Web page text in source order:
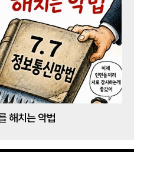
해치는 악법